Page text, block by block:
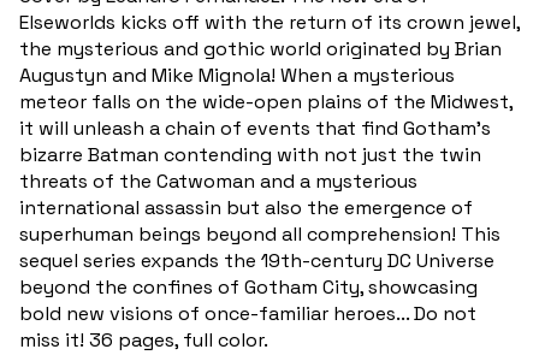
Elseworlds kicks off with the return of its crown jewel,
the mysterious and gothic world originated by Brian
Augustyn and Mike Mignola! When a mysterious
meteor falls on the wide-open plains of the Midwest,
it will unleash a chain of events that find Gotham's
bizarre Batman contending with not just the twin
threats of the Catwoman and a mysterious
international assassin but also the emergence of
superhuman beings beyond all comprehension! This
sequel series expands the 19th-century DC Universe
beyond the confines of Gotham City, showcasing
bold new visions of once-familiar heroes... Do not
miss it! 36 pages, full color.